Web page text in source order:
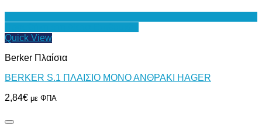
Quick View
Berker Πλαίσια
BERKER S.1 ΠΛΑΙΣΙΟ ΜΟΝΟ ΑΝΘΡΑΚΙ HAGER
2,84€ με ΦΠΑ